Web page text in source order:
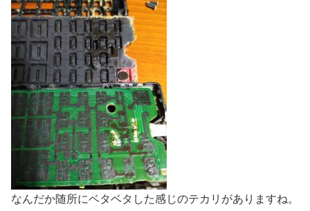
なんだか随所にベタベタした感じのテカリがありますね。